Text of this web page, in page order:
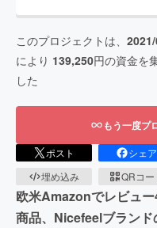
このプロジェクトは、
により 139,250円の資金を
した
もう一度プ
ポスト シェア
埋め込み
QRコー
欧米Amazonでレビュ
商品、Nicefeelブランド